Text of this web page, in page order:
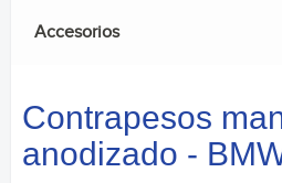
Accesorios
Contrapesos
anodizado -